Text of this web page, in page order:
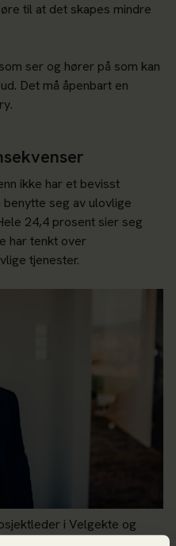
til at det skapes mindre
ser og hører på som kan
Det må åpenbart en
ikke har et bevisst
seg av ulovlige
24,4 prosent sier seg
har tenkt over
tjenester.
i Velgekte og